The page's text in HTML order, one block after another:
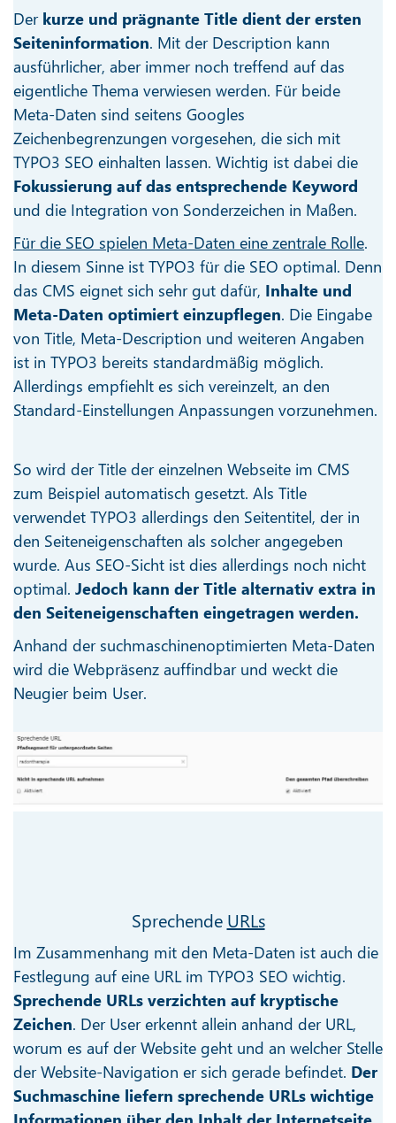
Der kurze und prägnante Title dient der ersten
Seiteninformation. Mit der Description kann
ausführlicher, aber immer noch treffend auf das
eigentliche Thema verwiesen werden. Für beide
Meta-Daten sind seitens Googles
Zeichenbegrenzungen vorgesehen, die sich mit
TYPO3 SEO einhalten lassen. Wichtig ist dabei die
Fokussierung auf das entsprechende Keyword
und die Integration von Sonderzeichen in Maßen.
Für die SEO spielen Meta-Daten eine zentrale Rolle.
In diesem Sinne ist TYPO3 für die SEO optimal. Denn
das CMS eignet sich sehr gut dafür, Inhalte und
Meta-Daten optimiert einzupflegen. Die Eingabe
von Title, Meta-Description und weiteren Angaben
ist in TYPO3 bereits standardmäßig möglich.
Allerdings empfiehlt es sich vereinzelt, an den
Standard-Einstellungen Anpassungen vorzunehmen.
So wird der Title der einzelnen Webseite im CMS
zum Beispiel automatisch gesetzt. Als Title
verwendet TYPO3 allerdings den Seitentitel, der in
den Seiteneigenschaften als solcher angegeben
wurde. Aus SEO-Sicht ist dies allerdings noch nicht
optimal. Jedoch kann der Title alternativ extra in
den Seiteneigenschaften eingetragen werden.
Anhand der suchmaschinenoptimierten Meta-Daten
wird die Webpräsenz auffindbar und weckt die
Neugier beim User.
Sprechende URLs
Im Zusammenhang mit den Meta-Daten ist auch die
Festlegung auf eine URL im TYPO3 SEO wichtig.
Sprechende URLs verzichten auf kryptische
Zeichen. Der User erkennt allein anhand der URL,
worum es auf der Website geht und an welcher Stelle
der Website-Navigation er sich gerade befindet. Der
Suchmaschine liefern sprechende URLs wichtige